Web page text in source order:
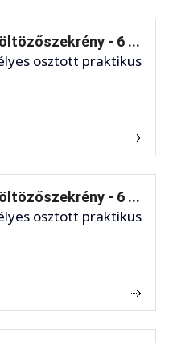
- 6 ...
osztott praktikus
- 6 ...
osztott praktikus